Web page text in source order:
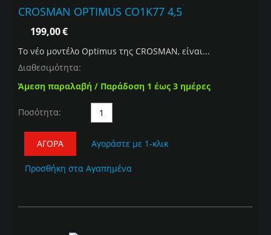
CROSMAN OPTIMUS CO1K77 4,5
199,00€
Το νέο μοντέλο Optimus της CROSMAN, είναι...
Διαθεσιμότητα:
Άμεση παραλαβή / Παράδοση 1 έως 3 ημέρες
Ποσότητα:
ΑΓΟΡΆ Αγοράστε με 1-κλικ
Προσθήκη στα Αγαπημένα